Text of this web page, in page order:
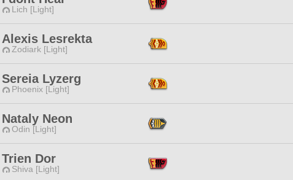
Lich [Light]
Alexis Lesrekta
Zodiark [Light]
Sereia Lyzerg
Phoenix [Light]
Nataly Neon
Odin [Light]
Trien Dor
Shiva [Light]